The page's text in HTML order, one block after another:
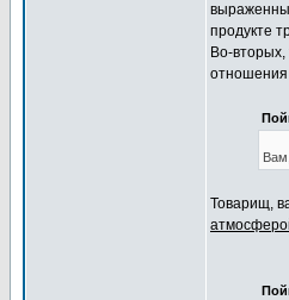
продукте
Во-вторых,
Товарищ,